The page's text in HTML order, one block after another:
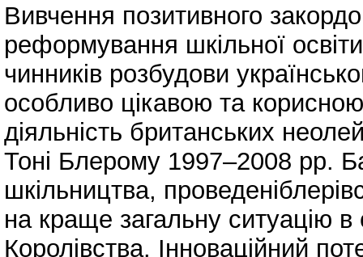
Вивчення позитивного
реформування шкільної
чинників розбудови
особливо цікавою та
діяльність британських
Тоні Блерому 1997–2008 рр.
шкільництва,
на краще загальну ситуацію в
Королівства. Інноваційний